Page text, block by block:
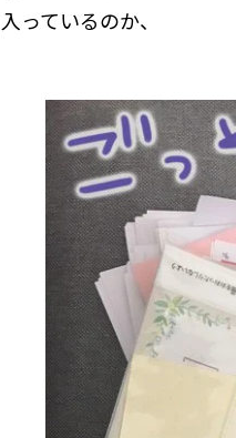
入っているのか、